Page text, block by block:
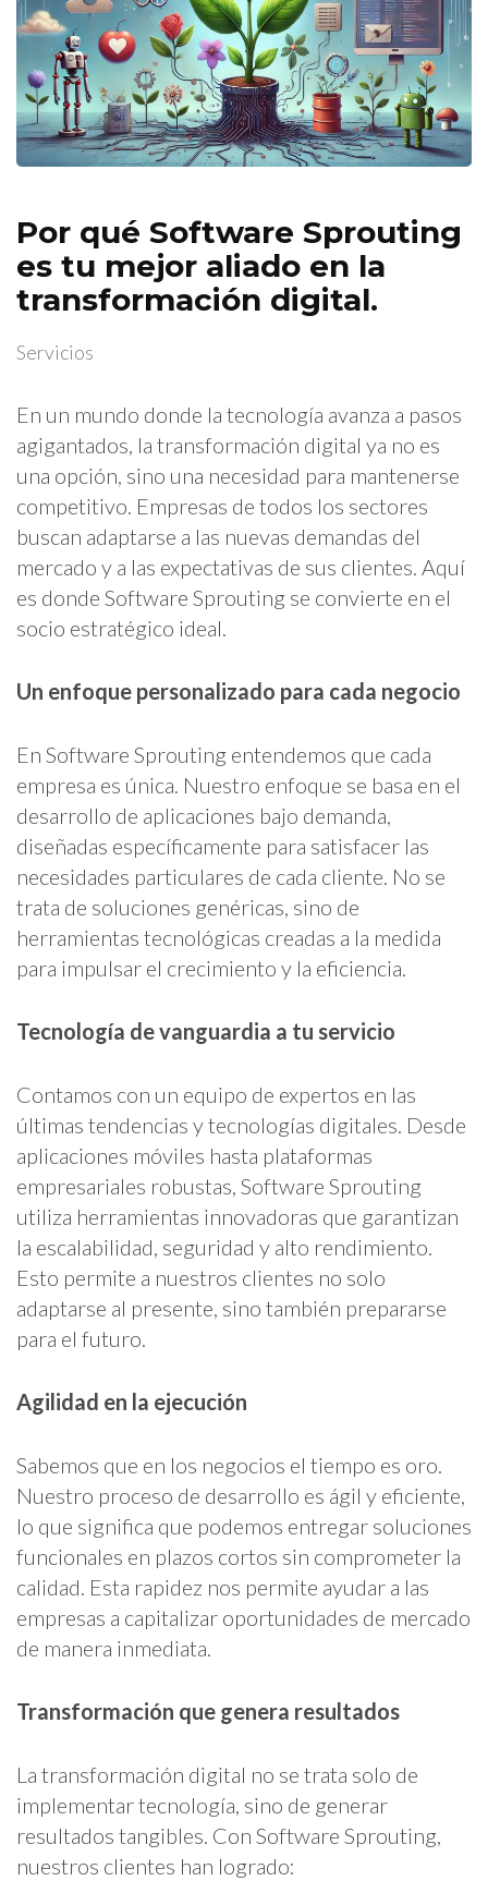
Por qué Software Sprouting
es tu mejor aliado en la
transformación digital.
Servicios
En un mundo donde la tecnología avanza a pasos
agigantados, la transformación digital ya no es
una opción, sino una necesidad para mantenerse
competitivo. Empresas de todos los sectores
buscan adaptarse a las nuevas demandas del
mercado y a las expectativas de sus clientes. Aquí
es donde Software Sprouting se convierte en el
socio estratégico ideal.
Un enfoque personalizado para cada negocio
En Software Sprouting entendemos que cada
empresa es única. Nuestro enfoque se basa en el
desarrollo de aplicaciones bajo demanda,
diseñadas específicamente para satisfacer las
necesidades particulares de cada cliente. No se
trata de soluciones genéricas, sino de
herramientas tecnológicas creadas a la medida
para impulsar el crecimiento y la eficiencia.
Tecnología de vanguardia a tu servicio
Contamos con un equipo de expertos en las
últimas tendencias y tecnologías digitales. Desde
aplicaciones móviles hasta plataformas
empresariales robustas, Software Sprouting
utiliza herramientas innovadoras que garantizan
la escalabilidad, seguridad y alto rendimiento.
Esto permite a nuestros clientes no solo
adaptarse al presente, sino también prepararse
para el futuro.
Agilidad en la ejecución
Sabemos que en los negocios el tiempo es oro.
Nuestro proceso de desarrollo es ágil y eficiente,
lo que significa que podemos entregar soluciones
funcionales en plazos cortos sin comprometer la
calidad. Esta rapidez nos permite ayudar a las
empresas a capitalizar oportunidades de mercado
de manera inmediata.
Transformación que genera resultados
La transformación digital no se trata solo de
implementar tecnología, sino de generar
resultados tangibles. Con Software Sprouting,
nuestros clientes han logrado: